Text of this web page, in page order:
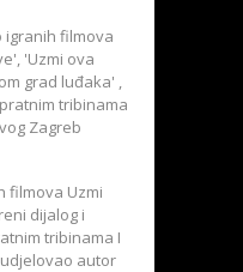
igranih filmova
'Uzmi ova
grad luđaka' ,
tribinama
Zagreb
filmova Uzmi
dijalog i
tribinama I
autor